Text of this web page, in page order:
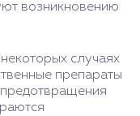
возникновению
случаях
препараты